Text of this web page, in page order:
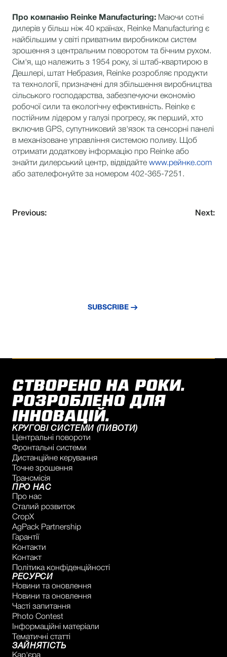
Про компанію Reinke Manufacturing: Маючи сотні
дилерів у більш ніж 40 країнах, Reinke Manufacturing є
найбільшим у світі приватним виробником систем
зрошення з центральним поворотом та бічним рухом.
Сім'я, що належить з 1954 року, зі штаб-квартирою в
Дешлері, штат Небразия, Reinke розробляє продукти
та технології, призначені для збільшення виробництва
сільського господарства, забезпечуючи економію
робочої сили та екологічну ефективність. Reinke є
постійним лідером у галузі прогресу, як перший, хто
включив GPS, супутниковий зв'язок та сенсорні панелі
в механізоване управління системою поливу. Щоб
отримати додаткову інформацію про Reinke або
знайти дилерський центр, відвідайте www.рейнке.com
або зателефонуйте за номером 402-365-7251.
Previous: Next:
SUBSCRIBE
СТВОРЕНО НА РОКИ.
РОЗРОБЛЕНО ДЛЯ
ІННОВАЦІЙ.
КРУГОВІ СИСТЕМИ (ПИВОТИ)
Центральні повороти
Фронтальні системи
Дистанційне керування
Точне зрошення
Трансмісія
ПРО НАС
Про нас
Сталий розвиток
CropX
AgPack Partnership
Гарантії
Контакти
Контакт
Політика конфіденційності
РЕСУРСИ
Новини та оновлення
Новини та оновлення
Часті запитання
Photo Contest
Інформаційні матеріали
Тематичні статті
ЗАЙНЯТІСТЬ
Кар'єра